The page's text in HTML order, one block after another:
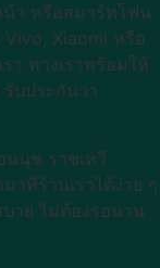
า หรือสมาร์ทโฟน
Vivo, Xiaomi หรือ
า ทางเราพร้อมให้
บประกันว่า
นุช ราชเทวี
าที่ร้านเราได้ง่าย ๆ
าย ไม่ต้องรอนาน